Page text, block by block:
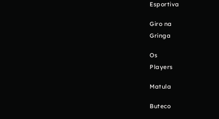
Esportiva
Giro na
Gringa
Os
Players
Matula
Buteco